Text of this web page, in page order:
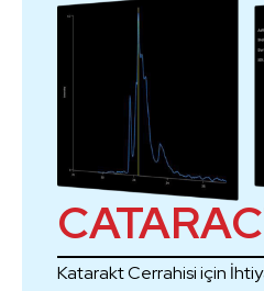
Katarakt Cerrahisi için